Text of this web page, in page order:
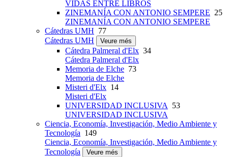
VIDAS ENTRE LIBROS
ZINEMANÍA CON ANTONIO SEMPERE 25
ZINEMANÍA CON ANTONIO SEMPERE
Cátedras UMH 77
Cátedras UMH
Veure més
Cátedra Palmeral d'Elx 34
Cátedra Palmeral d'Elx
Memoria de Elche 73
Memoria de Elche
Misteri d'Elx 14
Misteri d'Elx
UNIVERSIDAD INCLUSIVA
53
UNIVERSIDAD INCLUSIVA
Ciencia, Economía, Investigación, Medio Ambiente y
Tecnología 149
Ciencia, Economía, Investigación, Medio Ambiente y
Tecnología
Veure més